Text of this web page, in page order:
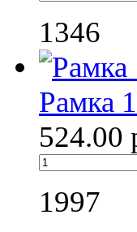
1346
Рамка
524.00
1997